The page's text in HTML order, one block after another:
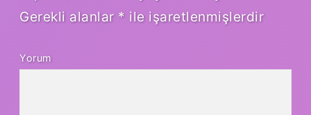
Gerekli alanlar * ile işaretlenmişlerdir
Yorum